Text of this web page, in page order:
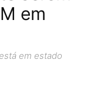
em
em estado